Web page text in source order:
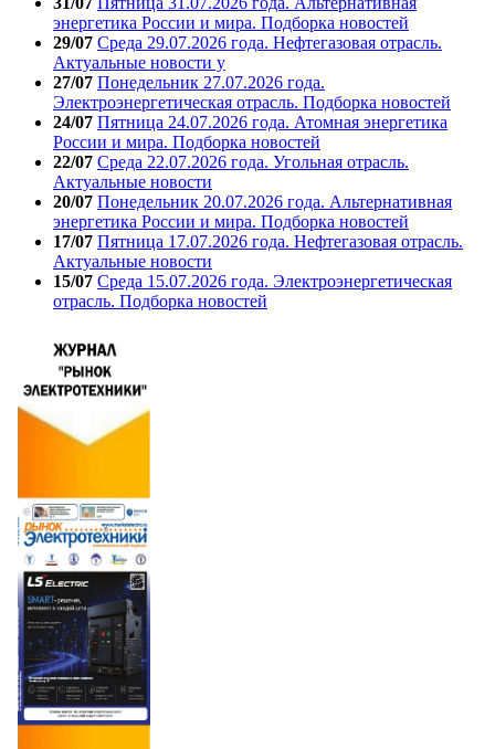
энергетика России и мира. Подборка новостей
29/07 Среда 29.07.2026 года. Нефтегазовая отрасль.
Актуальные новости у
27/07 Понедельник 27.07.2026 года.
Электроэнергетическая отрасль. Подборка новостей
24/07 Пятница 24.07.2026 года. Атомная энергетика
России и мира. Подборка новостей
22/07 Среда 22.07.2026 года. Угольная отрасль.
Актуальные новости
20/07 Понедельник 20.07.2026 года. Альтернативная
энергетика России и мира. Подборка новостей
17/07 Пятница 17.07.2026 года. Нефтегазовая отрасль.
Актуальные новости
15/07 Среда 15.07.2026 года. Электроэнергетическая
отрасль. Подборка новостей